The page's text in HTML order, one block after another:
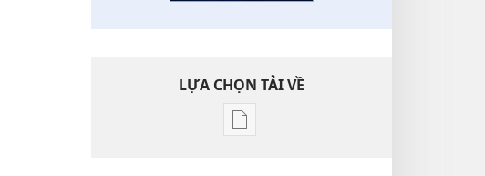
LỰA CHỌN TẢI VỀ
Tùy